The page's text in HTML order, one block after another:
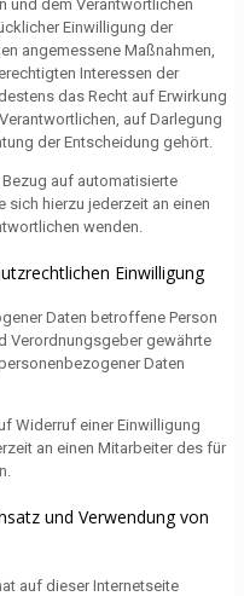
und dem Verantwortlichen
Einwilligung der
angemessene Maßnahmen,
Interessen der
das Recht auf Erwirkung
auf Darlegung
der Entscheidung gehört.
auf automatisierte
sich hierzu jederzeit an einen
wenden.
Einwilligung
Daten betroffene Person
Verordnungsgeber gewährte
Daten
Widerruf einer Einwilligung
an einen Mitarbeiter des für
und Verwendung von
auf dieser Internetseite